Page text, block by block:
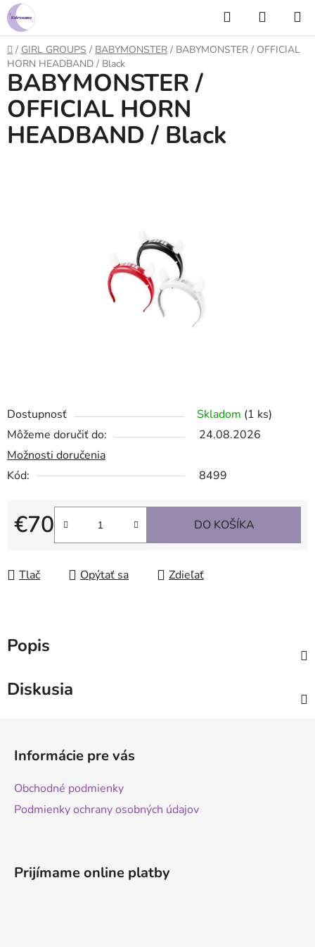
Prejsť
na
obsah
Hľadať
KOŠÍK
Domov
/ GIRL GROUPS / BABYMONSTER / BABYMONSTER / OFFICIAL
HORN HEADBAND / Black
Dostupnosť Skladom (1 ks)
Môžeme doručiť do:
24.08.2026
Možnosti doručenia
Kód:
8499
€70
Jednotková cena:
DO KOŠÍKA
Tlač Opýtať sa Zdieľať
BABYMONSTER /
OFFICIAL HORN
HEADBAND / Black
Popis
Diskusia
Informácie pre vás
Obchodné podmienky
Podmienky ochrany osobných údajov
Prijímame online platby